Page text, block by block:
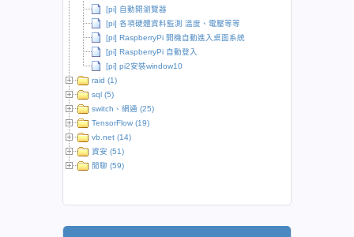
[pi] 自動開瀏覽器
[pi] 各項硬體資料監測 溫度、電壓等等
[pi] RaspberryPi 開機自動進入桌面系統
[pi] RaspberryPi 自動登入
[pi] pi2安裝window10
raid (1)
sql (5)
switch、網通 (25)
TensorFlow (19)
vb.net (14)
資安 (51)
閒聊 (59)